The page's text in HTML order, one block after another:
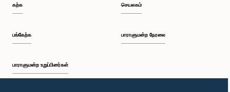
கற்க
பங்கேற்க
பாராளுமன்ற உறுப்பினர்கள்
செயலகம்
பாராளுமன்ற நேரலை